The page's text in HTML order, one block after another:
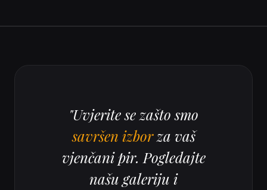
"Uvjerite se zašto smo
savršen izborza vaš
vjenčani pir. Pogledajte
našu galeriju i